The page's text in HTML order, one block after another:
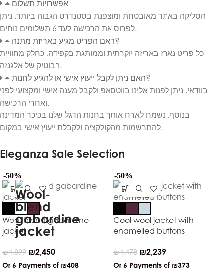
אפשרויות תשלום
הסליקה באתר מאובטחת ומוצפנת בסטנדרט הגבוה ביותר. ניתן
לפרוס את הרכישה לעד 6 תשלומים נוחים.
האם הפריט מגיע באריזת מתנה?
כל פריט נארז באריזה יוקרתית וממותגת בקפידה, כחלק מחוויית
הבוטיק של אלגנזה.
האם ניתן לקבל ייעוץ אישי או להגיע לחנות?
בוודאי. ניתן לפנות אלינו בווטסאפ ולקבל מענה אישי ומקצועי לפני
ואחרי הרכישה.
בנוסף, נשמח לארח אותך בחנות הדגל שלנו בכיכר המדינה
להתרשמות מהקולקציה ולקבלת ייעוץ אישי במקום.
Eleganza Sale Selection
-50%
Wool-blend gabardine
jacket
₪4,899 ₪2,450
Or 6 Payments of ₪408
-50%
Cool wool jacket with
enamelled buttons
₪4,478 ₪2,239
Or 6 Payments of ₪373